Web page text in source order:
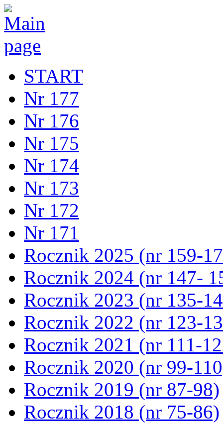
START
Nr 177
Nr 176
Nr 175
Nr 174
Nr 173
Nr 172
Nr 171
Rocznik 2025 (nr 159-
Rocznik 2024 (nr 147-
Rocznik 2023 (nr 135-
Rocznik 2022 (nr 123-
Rocznik 2021 (nr 111-
Rocznik 2020 (nr 99-
Rocznik 2019 (nr 87-98)
Rocznik 2018 (nr 75-86)